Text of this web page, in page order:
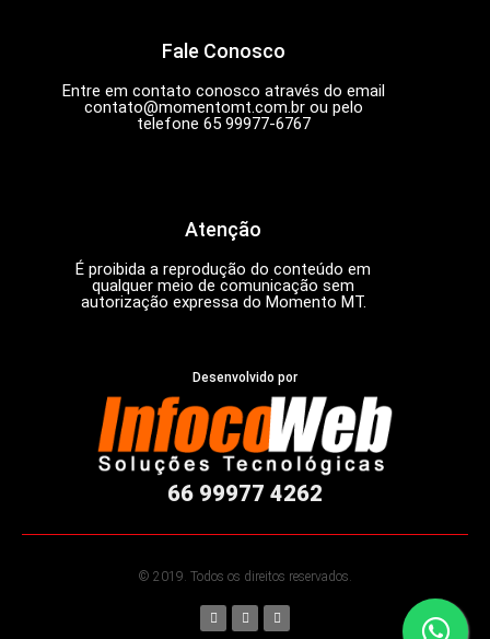
Fale Conosco
Entre em contato conosco através do email
contato@momentomt.com.brou pelo
telefone 65 99977-6767
Atenção
É proibida a reprodução do conteúdo em
qualquer meio de comunicação sem
autorização expressa do Momento MT.
Desenvolvido por
66 99977 4262
© 2019. Todos os direitos reservados.